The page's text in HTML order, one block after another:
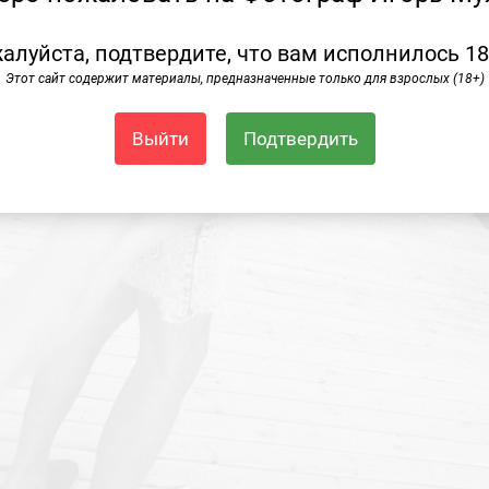
подтвердите, что вам исполнилось
Этот сайт содержит материалы, предназначенные только для взрослых (18+)
Выйти Подтвердить